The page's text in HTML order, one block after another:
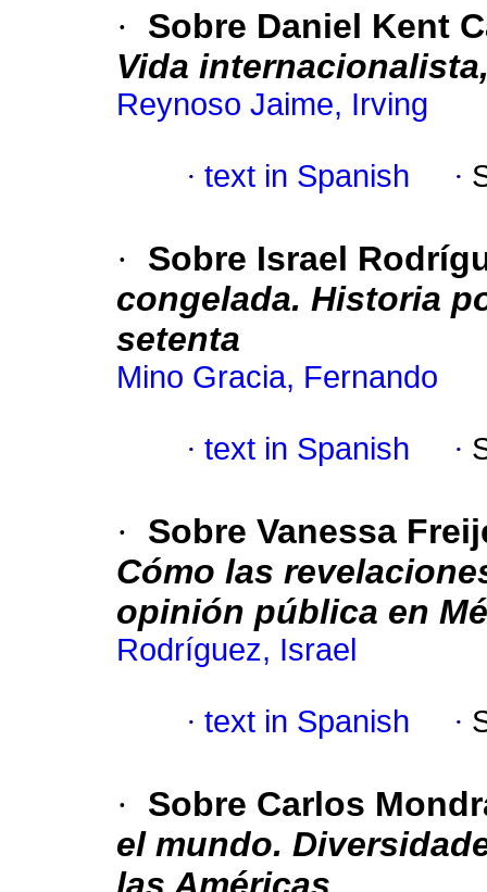
·
Sobre Daniel Kent
Vida
Reynoso Jaime, Irving
· text in Spanish ·
·
Sobre Israel
congelada. Historia
setenta
Mino Gracia, Fernando
· text in Spanish ·
·
Sobre Vanessa
Cómo las
opinión pública en
Rodríguez, Israel
· text in Spanish ·
·
Sobre Carlos
el mundo.